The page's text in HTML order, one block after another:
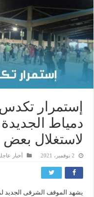
إستمرار
دمياط
لاستغلال بعض
2 نوفمبر، 2021 أخبار
يشهد الموقف الشرقى الجديد